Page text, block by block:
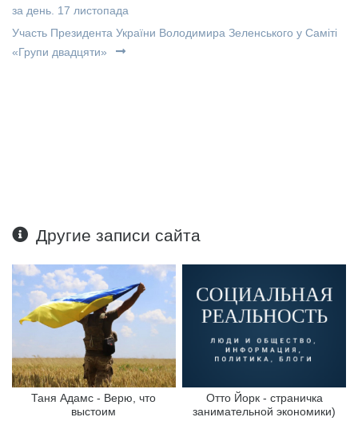
за день. 17 листопада
Участь Президента України Володимира Зеленського у Саміті
«Групи двадцяти»
Другие записи сайта
Таня Адамс - Верю, что
выстоим
Отто Йорк - страничка
занимательной экономики)